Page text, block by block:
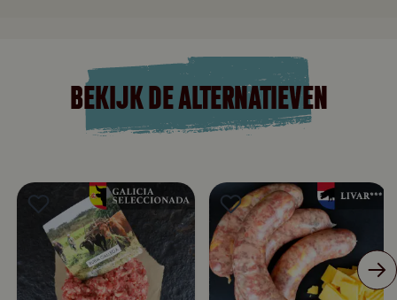
BEKIJK DE ALTERNATIEVEN